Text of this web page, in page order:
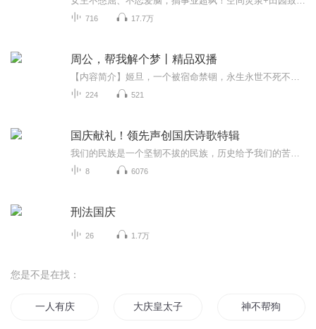
716 17.7万
周公，帮我解个梦丨精品双播
224 521
国庆献礼！领先声创国庆诗歌特辑
8 6076
刑法国庆
26 1.7万
您是不是在找：
一人有庆 大庆皇太子 神不帮狗